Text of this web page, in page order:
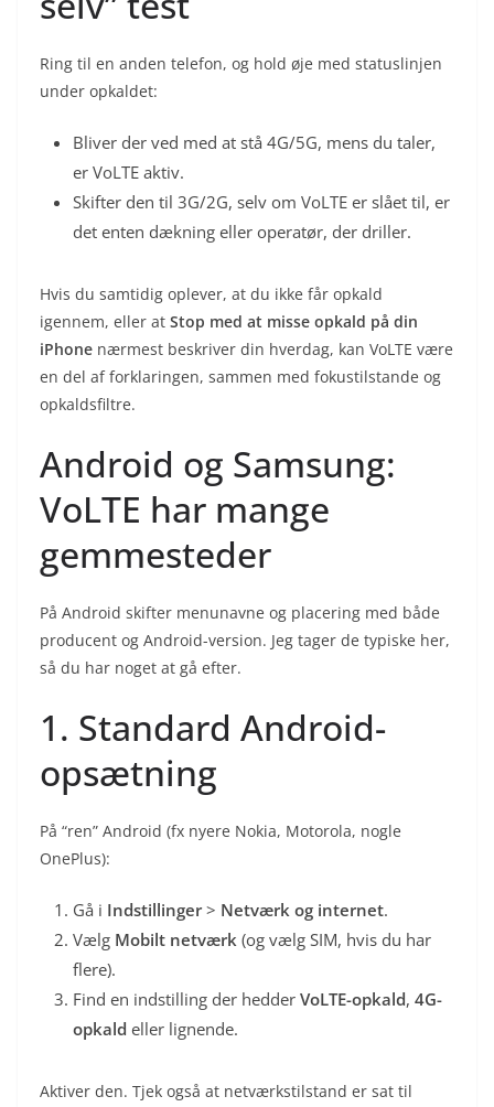
Ring til en anden telefon, og hold øje med statuslinjen
under opkaldet:
Bliver der ved med at stå 4G/5G, mens du taler,
er VoLTE aktiv.
Skifter den til 3G/2G, selv om VoLTE er slået til, er
det enten dækning eller operatør, der driller.
Hvis du samtidig oplever, at du ikke får opkald
igennem, eller at Stop med at misse opkald på din
iPhone nærmest beskriver din hverdag, kan VoLTE være
en del af forklaringen, sammen med fokustilstande og
opkaldsfiltre.
Android og Samsung:
VoLTE har mange
gemmesteder
På Android skifter menunavne og placering med både
producent og Android-version. Jeg tager de typiske her,
så du har noget at gå efter.
1. Standard Android-
opsætning
På “ren” Android (fx nyere Nokia, Motorola, nogle
OnePlus):
Gå i Indstillinger> Netværk og internet.
Vælg Mobilt netværk (og vælg SIM, hvis du har
flere).
Find en indstilling der hedder VoLTE-opkald, 4G-
opkald eller lignende.
Aktiver den. Tjek også at netværkstilstand er sat til